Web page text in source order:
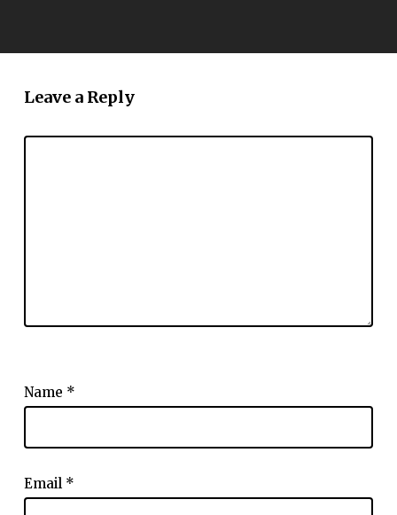
Leave a Reply
Name *
Email *